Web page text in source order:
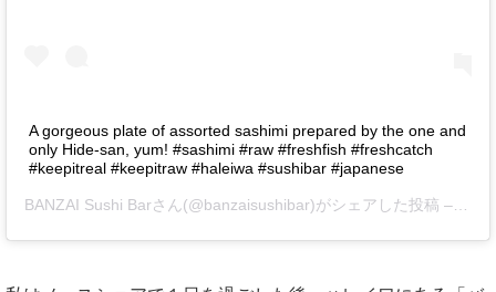
A gorgeous plate of assorted sashimi prepared by the one and
only Hide-san, yum! #sashimi #raw #freshfish #freshcatch
#keepitreal #keepitraw #haleiwa #sushibar #japanese
BANZAI Sushi Barさん(@banzaisushibar)がシェアした投稿 –